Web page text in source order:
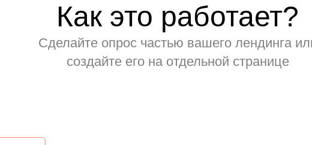
Как это работает?
Сделайте опрос частью вашего лендинга
создайте его на отдельной странице